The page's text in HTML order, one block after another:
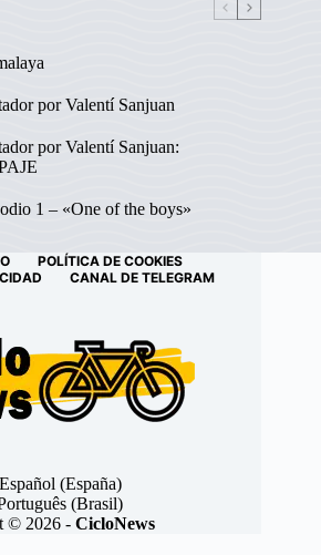
por Valentí Sanjuan
por Valentí Sanjuan:
1 – «One of the boys»
POLÍTICA DE COOKIES
CANAL DE TELEGRAM
Español (España)
(Brasil)
© 2026 - CicloNews